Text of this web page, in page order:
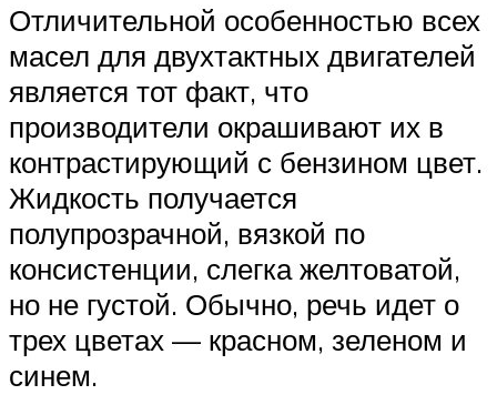
Отличительной особенностью всех
масел для двухтактных двигателей
является тот факт, что
производители окрашивают их в
контрастирующий с бензином цвет.
Жидкость получается
полупрозрачной, вязкой по
консистенции, слегка желтоватой,
но не густой. Обычно, речь идет о
трех цветах — красном, зеленом и
синем.